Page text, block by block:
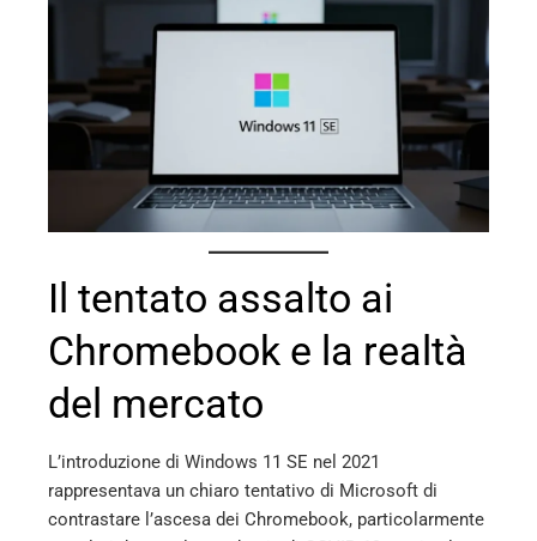
Il tentato assalto ai
Chromebook e la realtà
del mercato
L’introduzione di Windows 11 SE nel 2021
rappresentava un chiaro tentativo di Microsoft di
contrastare l’ascesa dei Chromebook, particolarmente